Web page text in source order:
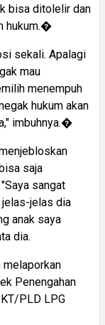
bisa ditolelir dan
hukum.�
sekali. Apalagi
mau
menempuh
hukum akan
imbuhnya.�
saja
sangat
jelas-jelas dia
anak saya
dia.
Penengahan
PLD LPG